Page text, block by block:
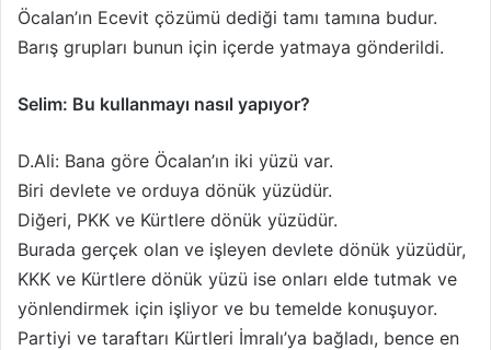
Öcalan’ın Ecevit çözümü dediği tamı tamına budur.
Barış grupları bunun için içerde yatmaya gönderildi.
Selim: Bu kullanmayı nasıl yapıyor?
D.Ali: Bana göre Öcalan’ın iki yüzü var.
Biri devlete ve orduya dönük yüzüdür.
Diğeri, PKK ve Kürtlere dönük yüzüdür.
Burada gerçek olan ve işleyen devlete dönük yüzüdür,
KKK ve Kürtlere dönük yüzü ise onları elde tutmak ve
yönlendirmek için işliyor ve bu temelde konuşuyor.
Partiyi ve taraftarı Kürtleri İmralı’ya bağladı, bence en